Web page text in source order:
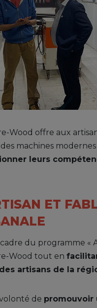
Wood offre aux
des machines
leurs
ET
du programme «
Wood tout en
artisans de la
de promouvoir